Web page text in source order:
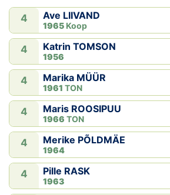
4 Ave LIIVAND
1965 Koop
4 Katrin TOMSON
1956
4 Marika MÜÜR
1961 TON
4 Maris ROOSIPUU
1966 TON
4 Merike PÕLDMÄE
1964
4 Pille RASK
1963